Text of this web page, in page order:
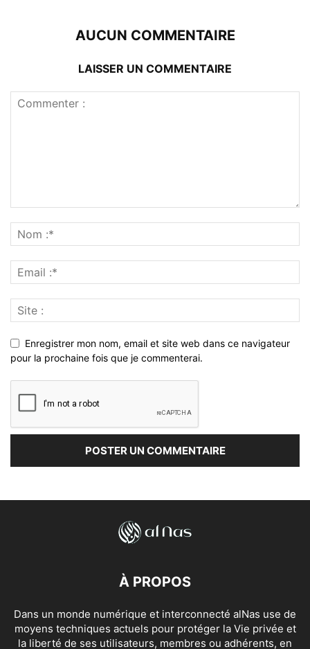
AUCUN COMMENTAIRE
LAISSER UN COMMENTAIRE
Enregistrer mon nom, email et site web dans ce navigateur
pour la prochaine fois que je commenterai.
À PROPOS
Dans un monde numérique et interconnecté alNas use de
moyens techniques actuels pour protéger la Vie privée et
la liberté de ses utilisateurs, membres ou adhérents, en